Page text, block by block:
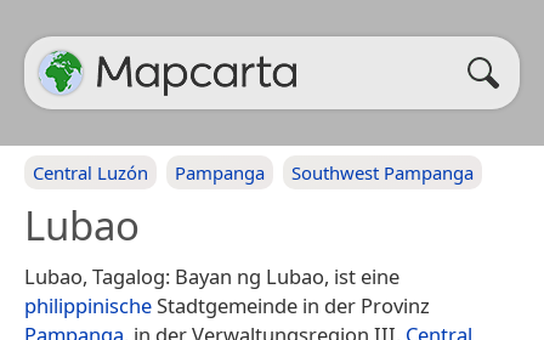
Central Luzón Pampanga Southwest Pampanga
Lubao
Lubao, Tagalog: Bayan ng Lubao, ist eine
philippinischeStadtgemeinde in der Provinz